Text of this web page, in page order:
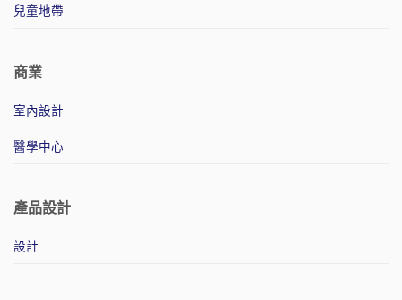
兒童地帶
商業
室內設計
醫學中心
產品設計
設計